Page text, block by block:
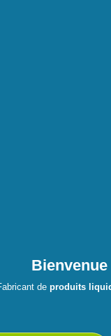
de produits